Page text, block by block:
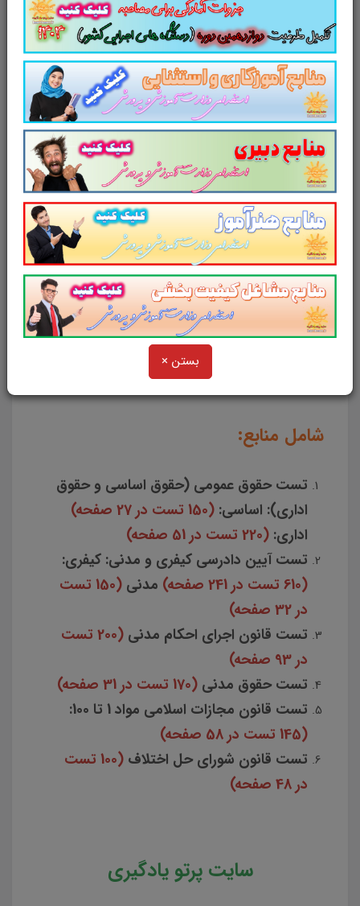
بستن ×
و مطالعه سریع داوطلبین شرکت کننده درآزمون
استخدامی قوه قضاییه سال 1404
مطابق با دفترچه
راهنمای ثبت نامآزمون استخدامی قوه قضاییه سال 1404
و مطابق با آخرین سرفصل های اعلام شده در دفترچه
راهنمای ثبت نام می باشد.
مطابق با آخرین اصلاحیه دفترچهآزمون
استخدامی قوه قضاییه سال 1404
لینک دانلود
سایر منابعآزمون استخدامی
قوه قضاییه سال 1404
شامل منابع:
تست حقوق عمومی (حقوق اساسی و حقوق
اداری): اساسی: (150 تست در 27 صفحه)
اداری: (220 تست در 51 صفحه)
تست آیین دادرسی کیفری و مدنی: کیفری:
(610 تست در 241 صفحه)
مدنی
(150 تست
در 32 صفحه)
تست قانون اجرای احکام مدنی
(200 تست
در 93 صفحه)
تست حقوق مدنی (170 تست در 31 صفحه)
تست قانون مجازات اسلامی مواد 1 تا 100:
(145 تست در 58 صفحه)
تست قانون شورای حل اختلاف
(100 تست
در 48 صفحه)
سایت پرتو یادگیری